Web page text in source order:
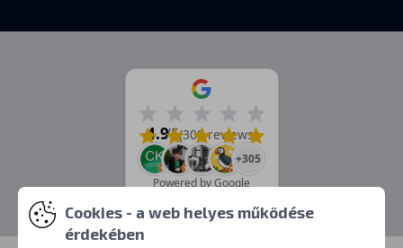
4.9/5(309 reviews)
+305
Powered by Google
Cookies - a web helyes működése
érdekében